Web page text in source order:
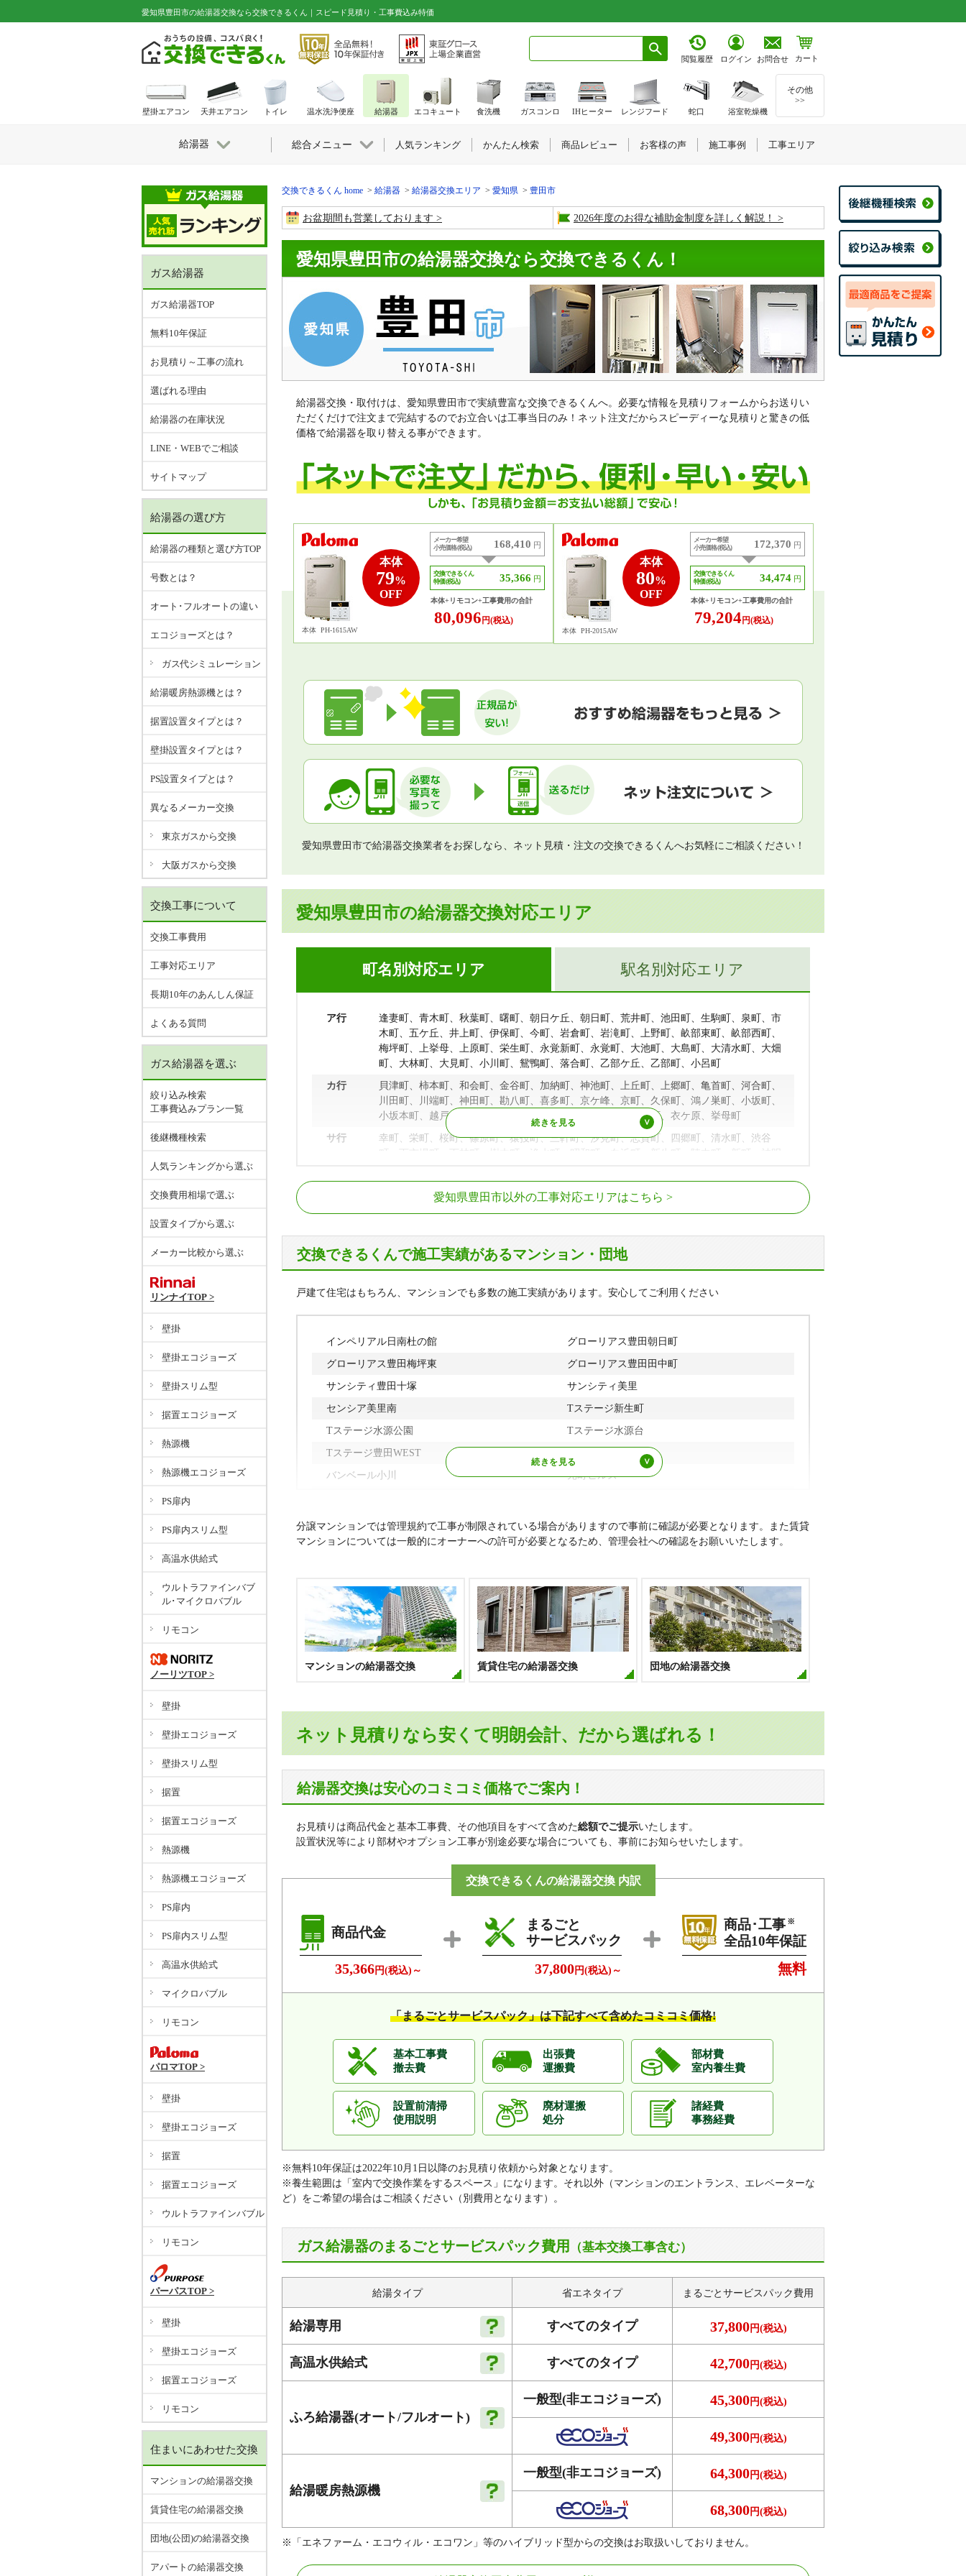
愛知県豊田市の給湯器交換なら交換できるくん｜スピード見積り・工事費込み特価
閲覧履歴 ログイン お問合せ カート
交換できるくん home 給湯器 給湯器交換エリア 愛知県 豊田市
お盆期間も営業しております 2026年度のお得な補助金制度を詳しく解説！
愛知県豊田市の給湯器交換なら交換できるくん！
給湯器交換・取付けは、愛知県豊田市で実績豊富な交換できるくんへ。必要な情報を見積りフォームからお送りい
ただくだけで注文まで完結するのでお立合いは工事当日のみ！ネット注文だからスピーディーな見積りと驚きの低
価格で給湯器を取り替える事ができます。
本体
79%
OFF
本体 PH-1615AW
メーカー希望
小売価格 (税込)
168,410 円
交換できるくん
特価 (税込)
35,366 円
本体+リモコン+工事費用の合計
80,096 円(税込)
本体
80%
OFF
本体 PH-2015AW
メーカー希望
小売価格 (税込)
172,370 円
交換できるくん
特価 (税込)
34,474 円
本体+リモコン+工事費用の合計
79,204 円(税込)
愛知県豊田市で給湯器交換業者をお探しなら、ネット見積・注文の交換できるくんへお気軽にご相談ください！
愛知県豊田市の給湯器交換対応エリア
町名別対応エリア
ア行
逢妻町、青木町、秋葉町、曙町、朝日ケ丘、朝日町、荒井町、池田町、生駒町、泉町、市
木町、五ケ丘、井上町、伊保町、今町、岩倉町、岩滝町、上野町、畝部東町、畝部西町、
梅坪町、上挙母、上原町、栄生町、永覚新町、永覚町、大池町、大島町、大清水町、大畑
町、大林町、大見町、小川町、鴛鴨町、落合町、乙部ケ丘、乙部町、小呂町
カ行
貝津町、柿本町、和会町、金谷町、加納町、神池町、上丘町、上郷町、亀首町、河合町、
川田町、川端町、神田町、勘八町、喜多町、京ケ峰、京町、久保町、鴻ノ巣町、小坂町、
小坂本町、越戸町、古瀬間町、琴平町、寿町、駒新町、駒場町、衣ケ原、挙母町
サ行
幸町、栄町、桜町、篠原町、猿投町、三軒町、汐見町、志賀町、四郷町、清水町、渋谷
町、下市場町、下林町、樹木町、浄水町、昭和町、白浜町、新生町、陣中町、新町、神明
大成町、太平町、高丘新町、高岡町、高岡本町、高上、高崎町、高橋町、高原町、高町、
高美町、宝町、滝見町、竹生町、竹町、竹元町、田代町、田中町、田町、田籾町、長興
町、渡合町、東新町、百々町、渡刈町、常盤町、十塚町、トヨタ町
ナ行
中島町、中田町、中根町、中町、西岡町、西岡町星ケ丘、錦町、西新町、西田町、西中山
町、西町、西山町、日南町、野見町、野見山町
ハ行
配津町、白山町、八幡町、花丘町、花園町、花本町、東梅坪町、東保見町、東山町、久岡
町、保見ケ丘、保見町、本新町、本田町、本地町、本徳町、本町
マ行
舞木町、前田町、前林町、前山町、桝塚東町、桝塚西町、松ケ枝町、松平志賀町、丸根
町、丸山町、美里、瑞穂町、水間町、御立町、緑ケ丘、御船町、宮上町、宮口町、宮前
町、宮町、美山町、御幸町、御幸本町、美和町、室町、明和町、元城町、元町、元宮町、
森町
ヤ行 八草町、社町、矢並町、山之手、横山町、吉原町
ラ行 竜宮町、竜神町
ワ行 若草町、若林東町、若林西町、若林東町中外根、若宮町
駅名別対応エリア
猿投駅、平戸橋駅、越戸駅、梅坪駅、豊田市駅、上挙
母駅、土橋駅、竹村駅、若林駅、三河八橋駅
愛知環状鉄道線
八草駅、篠原駅、保見駅、貝津駅、四郷駅、愛環梅坪
駅、新豊田駅、新上挙母駅、三河豊田駅、末野原駅、
永覚駅、三河上郷駅
愛知高速交通東武丘陵線 陶磁資料館南駅、八草駅
愛知県豊田市以外の工事対応エリアはこちら
交換できるくんで施工実績があるマンション・団地
戸建て住宅はもちろん、マンションでも多数の施工実績があります。安心してご利用ください
インペリアル日南杜の館 グローリアス豊田朝日町
グローリアス豊田梅坪東 グローリアス豊田田中町
サンシティ豊田十塚 サンシティ美里
センシア美里南 Tステージ新生町
Tステージ水源公園 Tステージ水源台
Tステージ豊田WEST Tステージ平和町
バンベール小川 元町ヒルズ
ライオンズマンション豊田栄町 レジデンス・ザ・トヨタ
※その他、多数の実績がございます。
分譲マンションでは管理規約で工事が制限されている場合がありますので事前に確認が必要となります。また賃貸
マンションについては一般的にオーナーへの許可が必要となるため、管理会社への確認をお願いいたします。
マンションの給湯器交換 賃貸住宅の給湯器交換 団地の給湯器交換
ネット見積りなら安くて明朗会計、だから選ばれる！
給湯器交換は安心のコミコミ価格でご案内！
お見積りは商品代金と基本工事費、その他項目をすべて含めた総額でご提示いたします。
設置状況等により部材やオプション工事が別途必要な場合についても、事前にお知らせいたします。
交換できるくんの給湯器交換 内訳
商品代金
35,366 円(税込)～
まるごと
サービスパック
37,800円(税込)～
商品･工事 ※
全品10年保証
無料
「まるごとサービスパック」は下記すべて含めたコミコミ価格!
基本工事費
撤去費
出張費
運搬費
部材費
室内養生費
設置前清掃
使用説明
廃材運搬
処分
諸経費
事務経費
※無料10年保証は2022年10月1日以降のお見積り依頼から対象となります。
※養生範囲は「室内で交換作業をするスペース」になります。それ以外（マンションのエントランス、エレベーターな
ど）をご希望の場合はご相談ください（別費用となります）。
ガス給湯器のまるごとサービスパック費用 （基本交換工事含む）
給湯タイプ 省エネタイプ まるごとサービスパック費用
給湯専用 すべてのタイプ 37,800円(税込)
高温水供給式 すべてのタイプ 42,700円(税込)
ふろ給湯器(オート/フルオート)
一般型(非エコジョーズ) 45,300円(税込)
49,300円(税込)
給湯暖房熱源機
一般型(非エコジョーズ) 64,300円(税込)
68,300円(税込)
※「エネファーム・エコウィル・エコワン」等のハイブリッド型からの交換はお取扱いしておりません。
ガス給湯器
ガス給湯器TOP
無料10年保証
お見積り～工事の流れ
選ばれる理由
給湯器の在庫状況
LINE・WEBでご相談
サイトマップ
給湯器の選び方
給湯器の種類と選び方TOP
号数とは？
オート･フルオートの違い
エコジョーズとは？
ガス代シミュレーション
給湯暖房熱源機とは？
据置設置タイプとは？
壁掛設置タイプとは？
PS設置タイプとは？
異なるメーカー交換
東京ガスから交換
大阪ガスから交換
交換工事について
交換工事費用
工事対応エリア
長期10年のあんしん保証
よくある質問
ガス給湯器を選ぶ
絞り込み検索
工事費込みプラン一覧
後継機種検索
人気ランキングから選ぶ
交換費用相場で選ぶ
設置タイプから選ぶ
メーカー比較から選ぶ
リンナイTOP >
壁掛
壁掛エコジョーズ
壁掛スリム型
据置エコジョーズ
熱源機
熱源機エコジョーズ
PS扉内
PS扉内スリム型
高温水供給式
ウルトラファインバブ
ル･マイクロバブル
リモコン
ノーリツTOP >
壁掛
壁掛エコジョーズ
壁掛スリム型
据置
据置エコジョーズ
熱源機
熱源機エコジョーズ
PS扉内
PS扉内スリム型
高温水供給式
マイクロバブル
リモコン
パロマTOP >
壁掛
壁掛エコジョーズ
据置
据置エコジョーズ
ウルトラファインバブル
リモコン
パーパスTOP >
壁掛
壁掛エコジョーズ
据置エコジョーズ
リモコン
住まいにあわせた交換
マンションの給湯器交換
賃貸住宅の給湯器交換
団地(公団)の給湯器交換
アパートの給湯器交換
壁掛エアコン 天井エアコン トイレ 温水洗浄便座 給湯器 エコキュート 食洗機 ガスコンロ IHヒーター レンジフード 蛇口 浴室乾燥機
その他
>>
給湯器 総合メニュー 人気ランキング かんたん検索 商品レビュー お客様の声 施工事例 工事エリア